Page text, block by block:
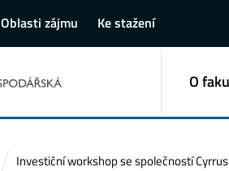
Oblasti zájmu Ke stažení
O
Investiční workshop se společností